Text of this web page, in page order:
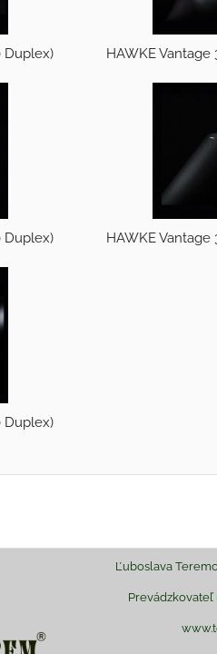
Duplex) HAWKE
Duplex) HAWKE
Duplex)
Ľuboslava